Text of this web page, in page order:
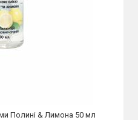
Полині & Лимона 50 мл